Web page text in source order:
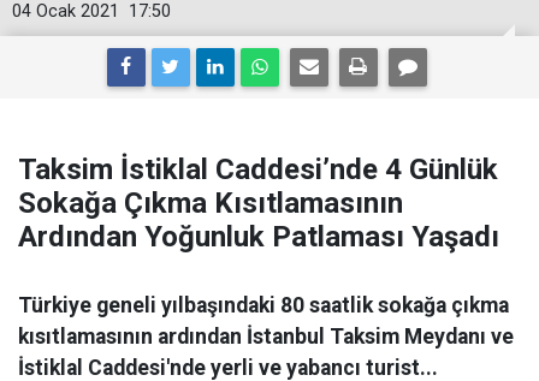
17:50
04 Ocak 2021
Taksim İstiklal Caddesi’nde 4 Günlük
Sokağa Çıkma Kısıtlamasının
Ardından Yoğunluk Patlaması Yaşadı
Türkiye geneli yılbaşındaki 80 saatlik sokağa çıkma
kısıtlamasının ardından İstanbul Taksim Meydanı ve
İstiklal Caddesi'nde yerli ve yabancı turist...